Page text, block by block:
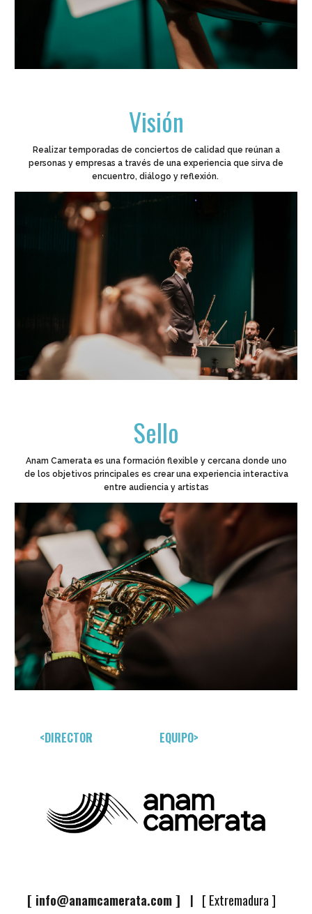
Visión
Realizar temporadas de conciertos de calidad que reúnan a
personas y empresas a través de una experiencia que sirva de
encuentro, diálogo y reflexión.
Sello
Anam Camerataes una formación flexible y cercana donde uno
de los objetivos principales es crear una experiencia interactiva
entre audiencia y artistas
<DIRECTOR EQUIPO>
[ info@anamcamerata.com] [ Extremadura ]